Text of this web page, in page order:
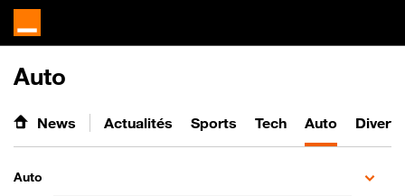
Auto
News Actualités Sports Tech Auto
Auto